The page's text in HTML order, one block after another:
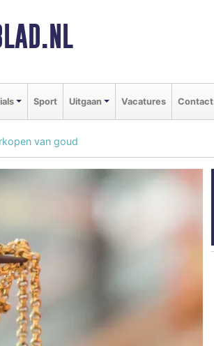
Sport Uitgaan Vacatures Contact
van goud